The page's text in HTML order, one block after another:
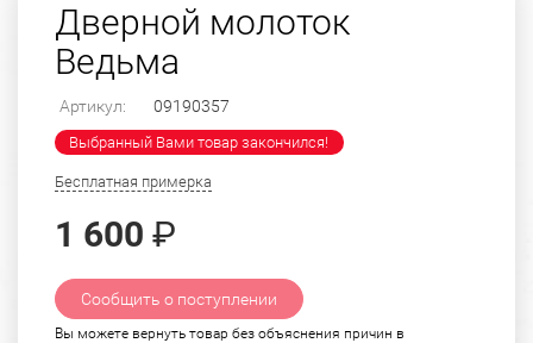
Дверной молоток
Ведьма
Артикул: 09190357
Выбранный Вами товар закончился!
Бесплатная примерка
1 600 ₽
Сообщить о поступлении
Вы можете вернуть товар без объяснения причин в